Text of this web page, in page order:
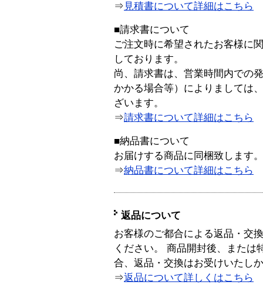
⇒ 見積書について詳細はこちら
■請求書について
ご注文時に希望されたお客様に
しております。
尚、請求書は、営業時間内での
かかる場合等）によりましては
ざいます。
⇒請求書について詳細はこちら
■納品書について
お届けする商品に同梱致します。
⇒納品書について詳細はこちら
返品について
お客様のご都合による返品・交
ください。 商品開封後、または
合、返品・交換はお受けいたし
⇒返品について詳しくはこちら